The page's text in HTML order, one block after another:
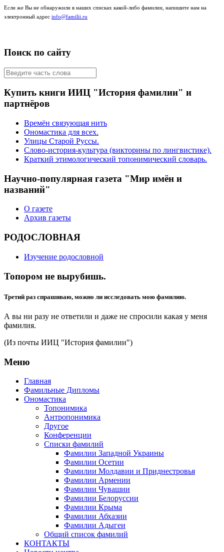
Если же Вы не обнаружили в наших списках какой-либо фамилии, напишите нам на
электронный адрес info@familii.ru
Поиск по сайту
Купить книги ИИЦ "История фамилии" и
партнёров
Времён связующая нить
Ономастика для всех.
Улицы Старой Руссы.
Слово-история-культура (викторины по лингвистике).
Краткий этимологический топонимический словарь.
Научно-популярная газета "Мир имён и
названий"
О газете
Архив газеты
РОДОСЛОВНАЯ
Изучение родословной
Топором не вырубишь.
Третий раз спрашиваю, можно ли исследовать мою фамилию.
А вы ни разу не ответили и даже не спросили какая у меня
фамилия.
(Из почты ИИЦ "История фамилии")
Меню
Главная
Фамильные Дипломы
Ономастика
Топонимика
Антропонимика
Другое
Конференции
Списки фамилий
Фамилии Западной Украины
Фамилии Осетии
Фамилии Молдавии и Приднестровья
Фамилии Армении
Фамилии Чувашии
Фамилии Белоруссии
Фамилии Крыма
Фамилии Абхазии
Фамилии Адыгеи
Общий список фамилий
КОНТАКТЫ